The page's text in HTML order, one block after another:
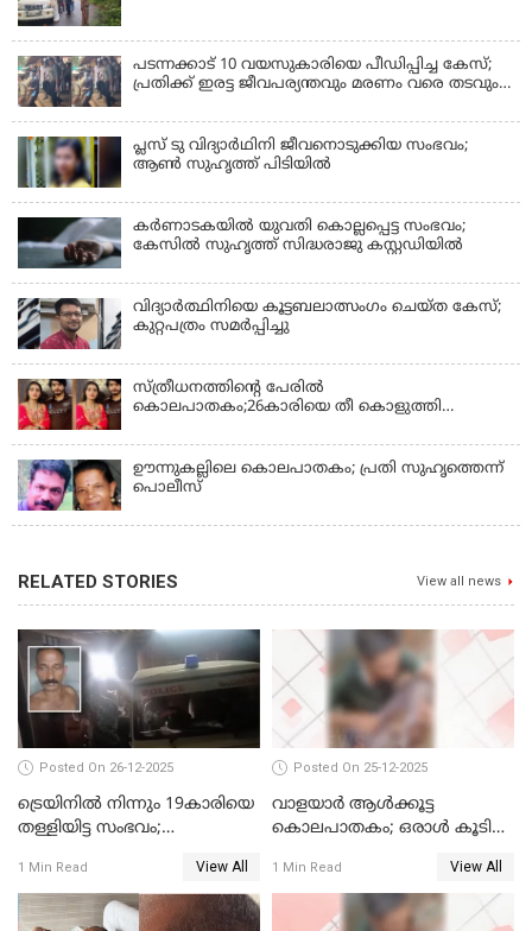
പടന്നക്കാട് 10 വയസുകാരിയെ പീഡിപ്പിച്ച കേസ്;
പ്രതിക്ക് ഇരട്ട ജീവപര്യന്തവും മരണം വരെ തടവും
പ്ലസ് ടു വിദ്യാര്‍ഥിനി ജീവനൊടുക്കിയ സംഭവം;
ആണ്‍ സുഹൃത്ത് പിടിയില്‍
കര്‍ണാടകയില്‍ യുവതി കൊല്ലപ്പെട്ട സംഭവം;
കേസില്‍ സുഹൃത്ത് സിദ്ധരാജു കസ്റ്റഡിയില്‍
വിദ്യാർത്ഥിനിയെ കൂട്ടബലാത്സംഗം ചെയ്ത കേസ്;
കുറ്റപത്രം സമര്‍പ്പിച്ചു
സ്ത്രീധനത്തിന്റെ പേരില്‍
കൊലപാതകം;26കാരിയെ തീ കൊളുത്തി
ഊന്നുകല്ലിലെ കൊലപാതകം; പ്രതി സുഹൃത്തെന്ന്
പൊലീസ്
RELATED STORIES View all news
Posted On 26-12-2025
ട്രെയിനില്‍ നിന്നും 19കാരിയെ
തള്ളിയിട്ട സംഭവം;
ആശുപത്രിയിലേക്ക് മാറ്റി
1 Min Read View All
Posted On 25-12-2025
വാളയാര്‍ ആള്‍ക്കൂട്ട
കൊലപാതകം; ഒരാള്‍ കൂടി
1 Min Read View All